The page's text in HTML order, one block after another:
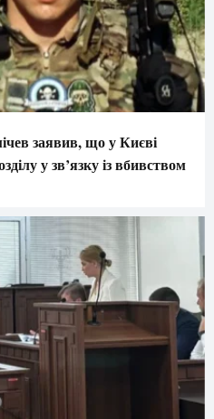
заявив, що у Києві
у зв’язку із вбивством